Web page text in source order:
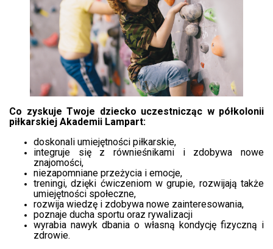
Co zyskuje Twoje dziecko uczestnicząc w półkolonii
piłkarskiej Akademii Lampart:
doskonali umiejętności piłkarskie,
integruje się z równieśnikami i zdobywa nowe
znajomości,
niezapomniane przeżycia i emocje,
treningi, dzięki ćwiczeniom w grupie, rozwijają także
umiejętności społeczne,
rozwija wiedzę i zdobywa nowe zainteresowania,
poznaje ducha sportu oraz rywalizacji
wyrabia nawyk dbania o własną kondycję fizyczną i
zdrowie.